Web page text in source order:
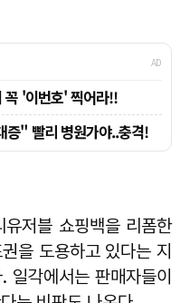
저블 쇼핑백을 리폼한
을 도용하고 있다는 지
일각에서는 판매자들이